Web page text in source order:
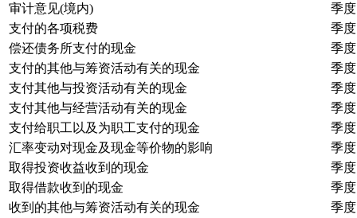
审计意见(境内)
季度
支付的各项税费
季度
偿还债务所支付的现金
季度
支付的其他与筹资活动有关的现金
季度
支付其他与投资活动有关的现金
季度
支付其他与经营活动有关的现金
季度
支付给职工以及为职工支付的现金
季度
汇率变动对现金及现金等价物的影响
季度
取得投资收益收到的现金
季度
取得借款收到的现金
季度
收到的其他与筹资活动有关的现金
季度